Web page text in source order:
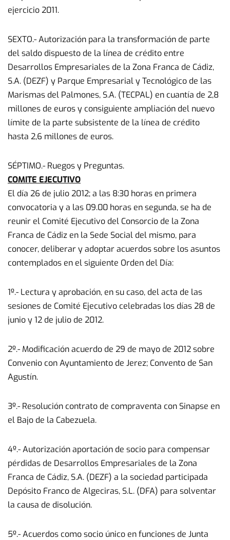
ejercicio 2011.
SEXTO.- Autorización para la transformación de parte
del saldo dispuesto de la línea de crédito entre
Desarrollos Empresariales de la Zona Franca de Cádiz,
S.A. (DEZF) y Parque Empresarial y Tecnológico de las
Marismas del Palmones, S.A. (TECPAL) en cuantía de 2,8
millones de euros y consiguiente ampliación del nuevo
límite de la parte subsistente de la línea de crédito
hasta 2,6 millones de euros.
SÉPTIMO.- Ruegos y Preguntas.
COMITE EJECUTIVO
El día 26 de julio 2012; a las 8:30 horas en primera
convocatoria y a las 09.00 horas en segunda, se ha de
reunir el Comité Ejecutivo del Consorcio de la Zona
Franca de Cádiz en la Sede Social del mismo, para
conocer, deliberar y adoptar acuerdos sobre los asuntos
contemplados en el siguiente Orden del Día:
1º.- Lectura y aprobación, en su caso, del acta de las
sesiones de Comité Ejecutivo celebradas los días 28 de
junio y 12 de julio de 2012.
2º.- Modificación acuerdo de 29 de mayo de 2012 sobre
Convenio con Ayuntamiento de Jerez; Convento de San
Agustín.
3º.- Resolución contrato de compraventa con Sinapse en
el Bajo de la Cabezuela.
4º.- Autorización aportación de socio para compensar
pérdidas de Desarrollos Empresariales de la Zona
Franca de Cádiz, S.A. (DEZF) a la sociedad participada
Depósito Franco de Algeciras, S.L. (DFA) para solventar
la causa de disolución.
5º.- Acuerdos como socio único en funciones de Junta